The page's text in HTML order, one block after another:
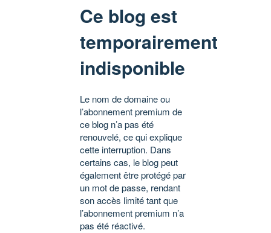
Ce blog est
temporairement
indisponible
Le nom de domaine ou
l’abonnement premium de
ce blog n’a pas été
renouvelé, ce qui explique
cette interruption. Dans
certains cas, le blog peut
également être protégé par
un mot de passe, rendant
son accès limité tant que
l’abonnement premium n’a
pas été réactivé.